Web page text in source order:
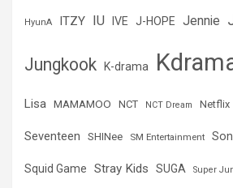
HyunA ITZY IU IVE J-HOPE Jennie
Jungkook K-drama
Lisa MAMAMOO NCT NCT Dream Netflix
Seventeen SHINee SM Entertainment
Squid Game Stray Kids SUGA Super